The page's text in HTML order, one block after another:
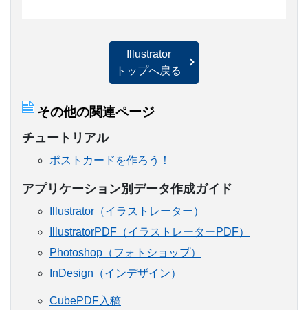
Illustrator
トップへ戻る
その他の関連ページ
チュートリアル
ポストカードを作ろう！
アプリケーション別データ作成ガイド
Illustrator（イラストレーター）
IllustratorPDF（イラストレーターPDF）
Photoshop（フォトショップ）
InDesign（インデザイン）
CubePDF入稿